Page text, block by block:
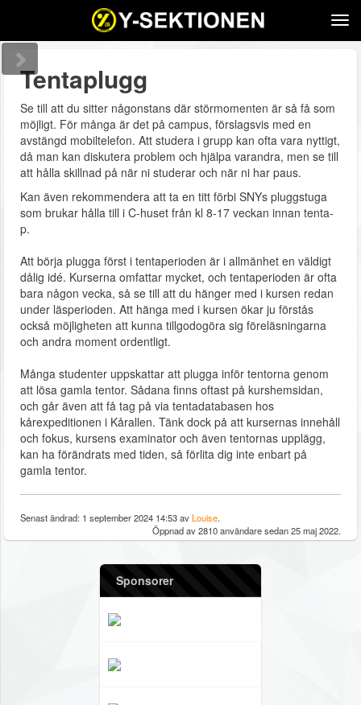
Tentaplugg
Se till att du sitter någonstans där störmomenten är så få som
möjligt. För många är det på campus, förslagsvis med en
avstängd mobiltelefon. Att studera i grupp kan ofta vara nyttigt,
då man kan diskutera problem och hjälpa varandra, men se till
att hålla skillnad på när ni studerar och när ni har paus.
Kan även rekommendera att ta en titt förbi SNYs pluggstuga
som brukar hålla till i C-huset från kl 8-17 veckan innan tenta-
p.
Att börja plugga först i tentaperioden är i allmänhet en väldigt
dålig idé. Kurserna omfattar mycket, och tentaperioden är ofta
bara någon vecka, så se till att du hänger med i kursen redan
under läsperioden. Att hänga med i kursen ökar ju förstås
också möjligheten att kunna tillgodogöra sig föreläsningarna
och andra moment ordentligt.
Många studenter uppskattar att plugga inför tentorna genom
att lösa gamla tentor. Sådana finns oftast på kurshemsidan,
och går även att få tag på via tentadatabasen hos
kårexpeditionen i Kårallen. Tänk dock på att kursernas innehåll
och fokus, kursens examinator och även tentornas upplägg,
kan ha förändrats med tiden, så förlita dig inte enbart på
gamla tentor.
Senast ändrad: 1 september 2024 14:53 avLouise.
Öppnad av 2810 användare sedan 25 maj 2022.
Sponsorer